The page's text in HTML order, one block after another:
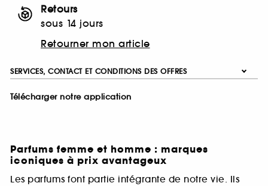
Retours
sous 14 jours
Retourner mon article
SERVICES, CONTACT ET CONDITIONS DES OFFRES
Télécharger notre application
Parfums femme et homme : marques
iconiques à prix avantageux
Les parfums font partie intégrante de notre vie. Ils